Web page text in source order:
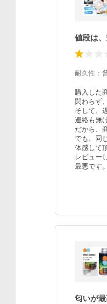
値段は、
耐久性 ：
購入した
関わらず
そして、
連絡も無
だから、
でも、同
体感して
レビュー
最悪です。
匂いが最